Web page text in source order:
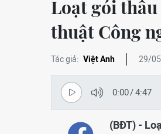
Loạt gói thầu
thuật Công
Tác giả: Việt Anh 29/
0:00/4:47
(BĐT) -